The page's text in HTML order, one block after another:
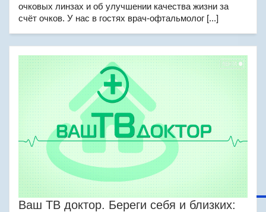
очковых линзах и об улучшении качества жизни за
счёт очков. У нас в гостях врач-офтальмолог [...]
Ваш ТВ доктор. Береги себя и близких: